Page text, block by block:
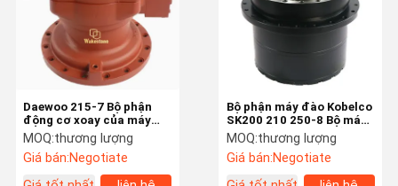
Daewoo 215-7 Bộ phận
động cơ xoay của máy
đào
MOQ:thương lượng
Giá bán:Negotiate
Bộ phận máy đào Kobelco
SK200 210 250-8 Bộ máy
di chuyển Bộ máy giảm
tốc thủy lực hộp số
MOQ:thương lượng
Giá bán:Negotiate